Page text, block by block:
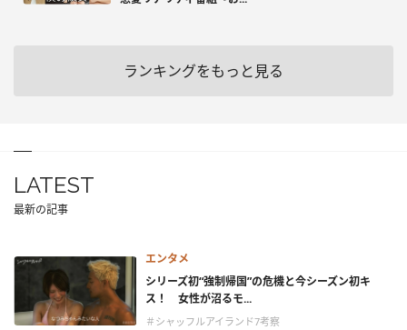
ランキングをもっと見る
LATEST
最新の記事
エンタメ
シリーズ初“強制帰国”の危機と今シーズン初キ
ス！ 女性が沼るモ...
＃シャッフルアイランド7考察